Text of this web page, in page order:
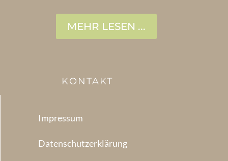
MEHR LESEN ...
KONTAKT
Impressum
Datenschutzerklärung